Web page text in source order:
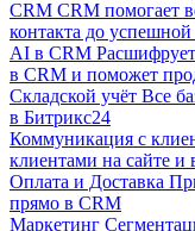
CRM CRM помогает
контакта до успешной
AI в CRM
в CRM и поможет
Складской учёт Все
в Битрикс24
Коммуникация с
клиентами на сайте и
Оплата и Доставка
прямо в CRM
Маркетинг